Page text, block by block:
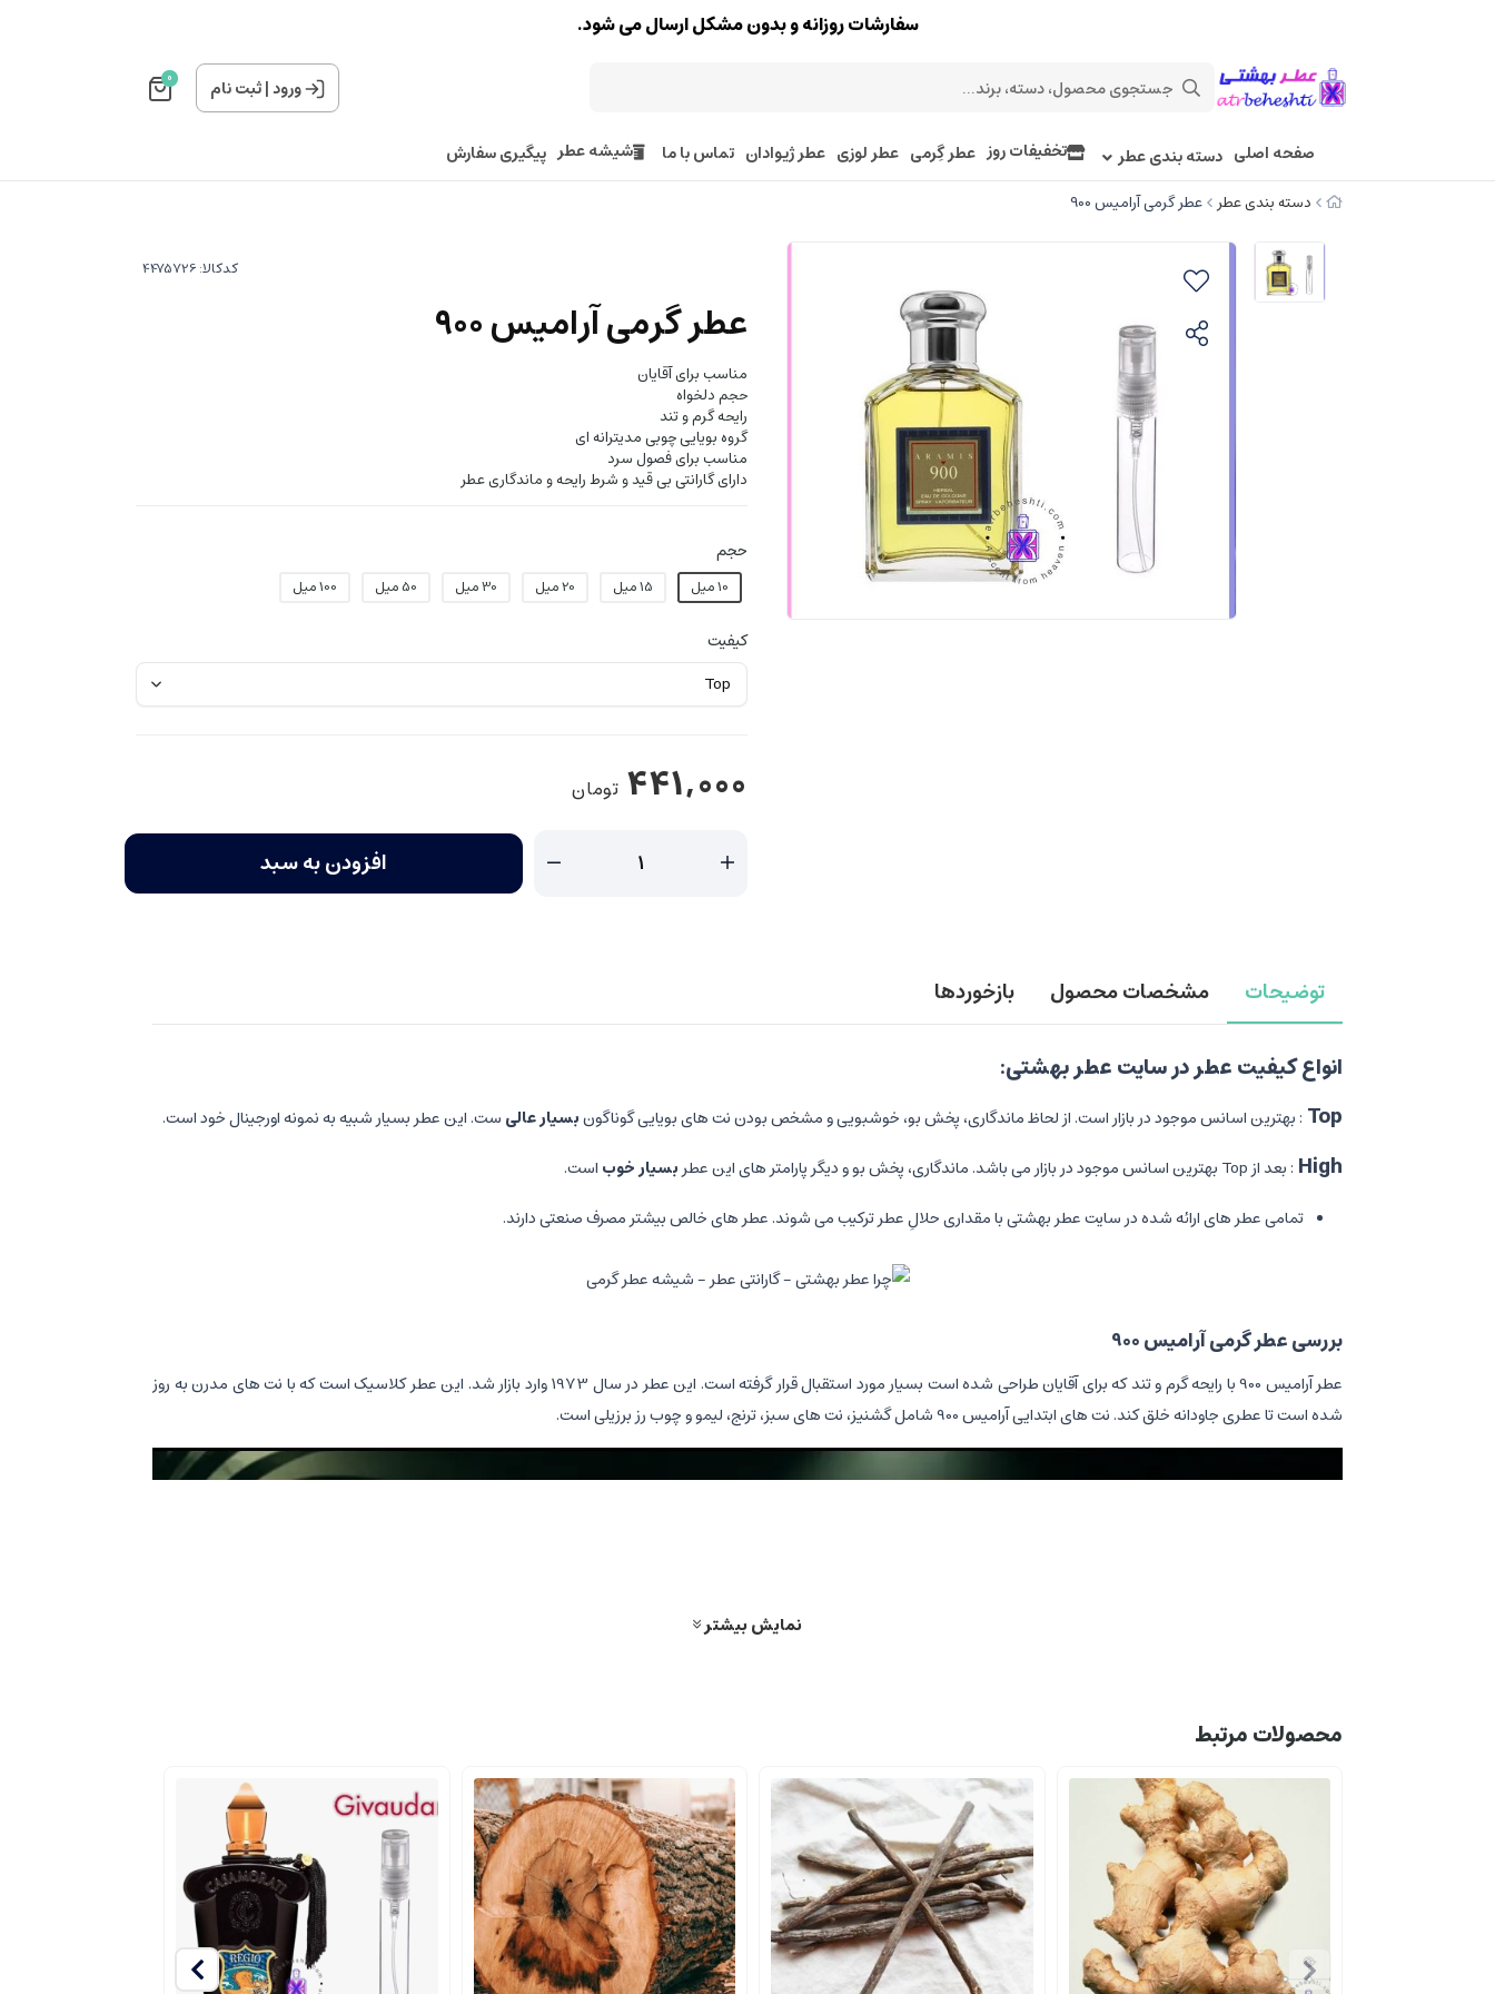
سفارشات روزانه و بدون مشکل ارسال می شود.
ورود|ثبت نام 0
صفحه اصلی دسته بندی عطر تخفیفات روز عطر گِرمی عطر لوزی عطر ژیوادان تماس با ما شیشه عطر پیگیری سفارش
دسته بندی عطر عطر گرمی آرامیس 900
کدکالا:
عطر گرمی آرامیس 900
مناسب برای آقایان
حجم دلخواه
رایحه گرم و تند
گروه بویایی چوبی مدیترانه ای
مناسب برای فصول سرد
دارای گارانتی بی قید و شرط رایحه و ماندگاری عطر
حجم
10 میل 15 میل 20 میل 30 میل 50 میل 100 میل
کیفیت
441,000 تومان
افزودن به سبد
توضیحات مشخصات محصول بازخوردها
انواع کیفیت عطر در سایت عطر بهشتی:
Top
: بهترین اسانس موجود در بازار است. از لحاظ ماندگاری، پخش بو، خوشبویی و مشخص بودن نت های بویایی گوناگونبسیار عالی ست. این عطر بسیار شبیه به نمونه اورجینال خود است.
High
: بعد از بهترین اسانس موجود در بازار می باشد. ماندگاری، پخش بو و دیگر پارامتر های این عطر بسیارخوب است.
تمامی عطر های ارائه شده در سایت عطر بهشتی با مقداری حلالِ عطر ترکیب می شوند. عطر های خالص بیشتر مصرف صنعتی دارند.
بررسی عطر گرمی آرامیس 900
عطر آرامیس 900 با رایحه گرم و تند که برای آقایان طراحی شده است بسیار مورد استقبال قرار گرفته است. این عطر در سال 1973 وارد بازار شد. این عطر کلاسیک است که با نت های مدرن به روز
شده است تا عطری جاودانه خلق کند. نت های ابتدایی آرامیس 900 شامل گشنیز، نت های سبز، ترنج، لیمو و چوب رز برزیلی است.
نمایش بیشتر
محصولات مرتبط